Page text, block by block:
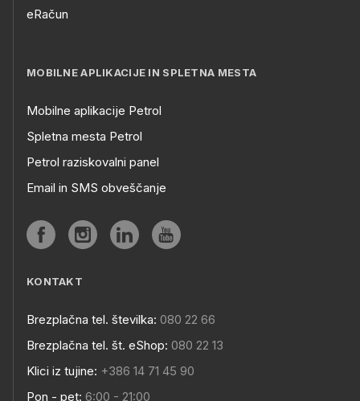
eRačun
MOBILNE APLIKACIJE IN SPLETNA MESTA
Mobilne aplikacije Petrol
Spletna mesta Petrol
Petrol raziskovalni panel
Email in SMS obveščanje
KONTAKT
Brezplačna tel. številka: 080 22 66
Brezplačna tel. št. eShop: 080 22 13
Klici iz tujine: +386 14 71 45 90
Pon - pet: 6:00 - 21:00